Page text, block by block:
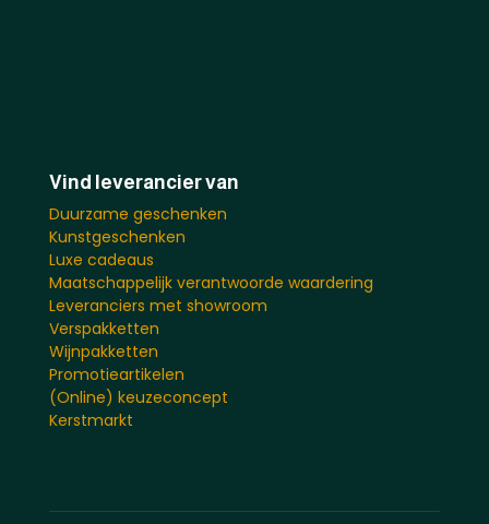
Vind leverancier van
Duurzame geschenken
Kunstgeschenken
Luxe cadeaus
Maatschappelijk verantwoorde waardering
Leveranciers met showroom
Verspakketten
Wijnpakketten
Promotieartikelen
(Online) keuzeconcept
Kerstmarkt